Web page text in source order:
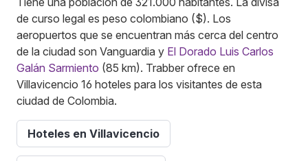
de curso legal es peso colombiano ($). Los
aeropuertos que se encuentran más cerca del centro
de la ciudad son Vanguardia y El Dorado Luis Carlos
Galán Sarmiento (85 km). Trabber ofrece en
Villavicencio 16 hoteles para los visitantes de esta
ciudad de Colombia.
Hoteles en Villavicencio